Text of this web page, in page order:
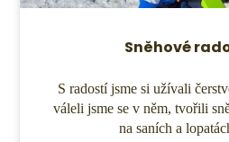
Sněhové
S radostí jsme si užívali
váleli jsme se v něm, tvořili
na saních a